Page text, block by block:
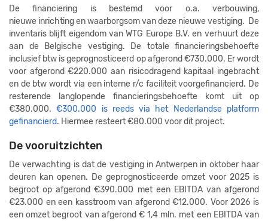
De financiering is bestemd voor o.a. verbouwing,
nieuwe inrichting en waarborgsom van deze nieuwe vestiging. De
inventaris blijft eigendom van WTG Europe B.V. en verhuurt deze
aan de Belgische vestiging. De totale financieringsbehoefte
inclusief btw is geprognosticeerd op afgerond €730.000. Er wordt
voor afgerond €220.000 aan risicodragend kapitaal ingebracht
en de btw wordt via een interne r/c faciliteit voorgefinancierd. De
resterende langlopende financieringsbehoefte komt uit op
€380.000.€300.000 is reeds via het Nederlandse platform
gefinancierd. Hiermee resteert €80.000 voor dit project.
De vooruitzichten
De verwachting is dat de vestiging in Antwerpen in oktober haar
deuren kan openen. De geprognosticeerde omzet voor 2025 is
begroot op afgerond €390.000 met een EBITDA van afgerond
€23.000 en een kasstroom van afgerond €12.000. Voor 2026 is
een omzet begroot van afgerond € 1,4 mln. met een EBITDA van